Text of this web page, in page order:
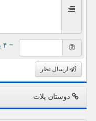
= ۴ بعلاوه ۳
ارسال نظر
دوستان پلات